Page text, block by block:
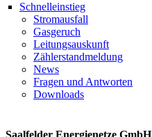
Schnelleinstieg
Stromausfall
Gasgeruch
Leitungsauskunft
Zählerstandmeldung
News
Fragen und Antworten
Downloads